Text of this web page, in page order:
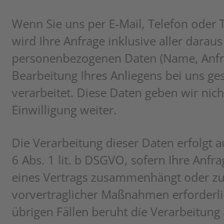
Wenn Sie uns per E-Mail, Telefon oder
wird Ihre Anfrage inklusive aller
personenbezogenen Daten (Name,
Bearbeitung Ihres Anliegens bei uns
verarbeitet. Diese Daten geben wir
Einwilligung weiter.
Die Verarbeitung dieser Daten erfolgt
6 Abs. 1 lit. b DSGVO, sofern Ihre
eines Vertrags zusammenhängt oder
vorvertraglicher Maßnahmen
übrigen Fällen beruht die Verarbeitung